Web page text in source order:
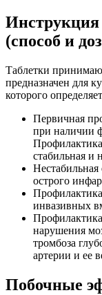
(способ и
Таблетки
предназначен для
которого
Первичная
при наличии
стабильная и
Нестабильная
острого
инвазивных
нарушения
тромбоза
артерии и ее
Побочные